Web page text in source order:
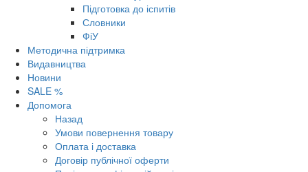
Підготовка до іспитів
Словники
ФіУ
Методична підтримка
Видавництва
Новини
SALE %
Допомога
Назад
Умови повернення товару
Оплата і доставка
Договір публічної оферти